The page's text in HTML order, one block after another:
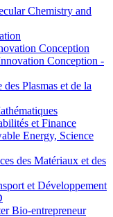
Chemistry and
Conception
Conception -
Plasmas et de la
et Finance
Energy, Science
des Matériaux et des
et Développement
Bio-entrepreneur